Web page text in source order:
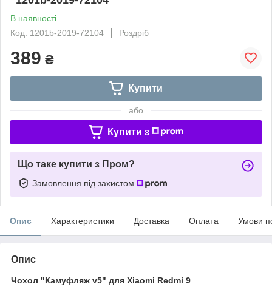
В наявності
Код: 1201b-2019-72104
Роздріб
389 ₴
Купити
або
Купити з
Що таке купити з Пром?
Замовлення під захистом
Опис Характеристики Доставка Оплата Умови
Опис
Чохол "Камуфляж v5" для Xiaomi Redmi 9